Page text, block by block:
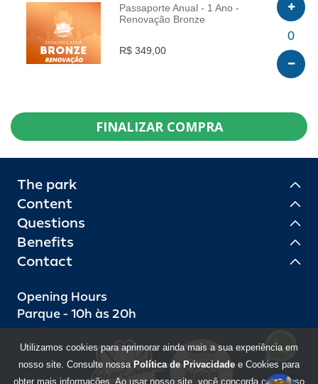
INFO
Passaporte Anual - 1 Ano -
Renovação Bronze
R$ 349,00
0
FINALIZAR COMPRA
The park
Content
Questions
Benefits
Contact
Opening Hours
Parque - 10h às 20h
Utilizamos cookies para aprimorar ainda mais a sua experiência em
nosso site. Consulte nossa Política de Privacidade e Cookies para
obter mais informações. Ao usar nosso site, você concorda com o uso